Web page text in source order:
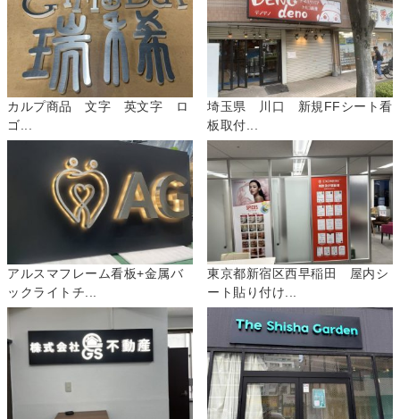
カルプ商品 文字 英文字 ロ
ゴ...
埼玉県 川口 新規FFシート看
板取付...
アルスマフレーム看板+金属バ
ックライトチ...
東京都新宿区西早稲田 屋内シ
ート貼り付け...